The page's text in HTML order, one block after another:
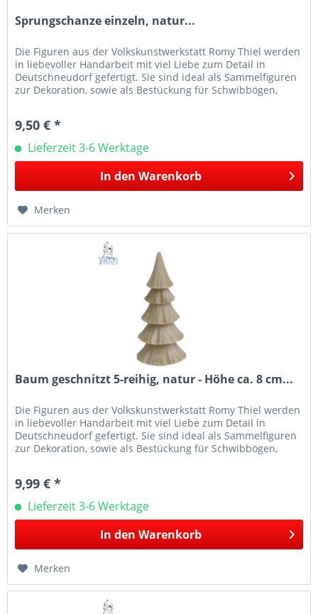
Sprungschanze einzeln, natur...
Die Figuren aus der Volkskunstwerkstatt Romy Thiel werden
in liebevoller Handarbeit mit viel Liebe zum Detail in
Deutschneudorf gefertigt. Sie sind ideal als Sammelfiguren
zur Dekoration, sowie als Bestückung für Schwibbögen,
9,50 € *
Lieferzeit 3-6 Werktage
In den Warenkorb
Merken
Baum geschnitzt 5-reihig, natur - Höhe ca. 8 cm...
Die Figuren aus der Volkskunstwerkstatt Romy Thiel werden
in liebevoller Handarbeit mit viel Liebe zum Detail in
Deutschneudorf gefertigt. Sie sind ideal als Sammelfiguren
zur Dekoration, sowie als Bestückung für Schwibbögen,
9,99 € *
Lieferzeit 3-6 Werktage
In den Warenkorb
Merken